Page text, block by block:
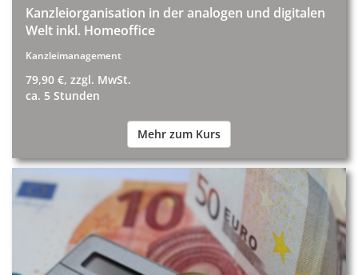
Kanzleiorganisation in der analogen und digitalen
Welt inkl. Homeoffice
Kanzleimanagement
79,90 €, zzgl. MwSt.
ca. 5 Stunden
Mehr zum Kurs